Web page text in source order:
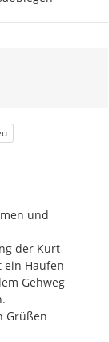
und
der Kurt-
ein Haufen
Gehweg
Grüßen